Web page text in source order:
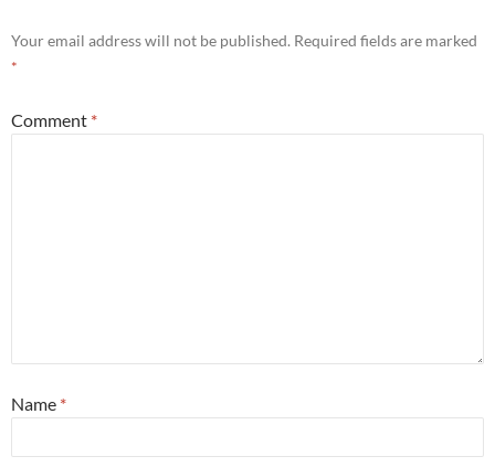
Your email address will not be published. Required fields are marked
*
Comment *
Name *